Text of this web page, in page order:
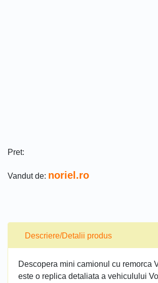
Pret:
Vandut de: noriel.ro
Descriere/Detalii produs
Descopera mini camionul cu remorca
este o replica detaliata a vehiculului